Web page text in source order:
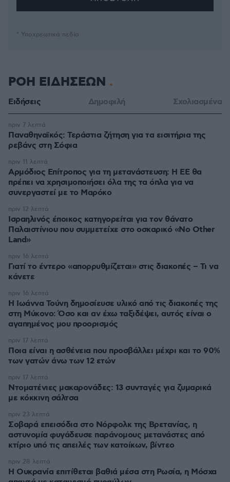
* Υποχρεωτικά πεδία
ΡΟΗ ΕΙΔΗΣΕΩΝ
Ειδήσεις Δημοφιλή Σχολιασμένα
Παναθηναϊκός: Τεράστια ζήτηση για τα εισιτήρια της
ρεβάνς στη Σόφια
πριν 7 λεπτά
Αρμόδιος Επίτροπος για τη μετανάστευση: Η ΕΕ θα
πρέπει να χρησιμοποιήσει όλα της τα όπλα για να
συνεργαστεί με το Μαρόκο
πριν 11 λεπτά
Ισραηλινός έποικος κατηγορείται για τον θάνατο
Παλαιστίνιου που συμμετείχε στο οσκαρικό «No Other
Land»
πριν 12 λεπτά
Γιατί το έντερο «απορρυθμίζεται» στις διακοπές – Τι να
κάνετε
πριν 16 λεπτά
Η Ιωάννα Τούνη δημοσίευσε υλικό από τις διακοπές της
στη Μύκονο: Όσο και αν έχω ταξιδέψει, αυτός είναι ο
αγαπημένος μου προορισμός
πριν 16 λεπτά
Ποια είναι η ασθένεια που προσβάλλει μέχρι και το 90%
των γατών άνω των 12 ετών
πριν 17 λεπτά
Ντοματένιες μακαρονάδες: 13 συνταγές για ζυμαρικά
με κόκκινη σάλτσα
πριν 17 λεπτά
Σοβαρά επεισόδια στο Νόρφολκ της Βρετανίας, η
αστυνομία φυγάδευσε παράνομους μετανάστες από
κτίριο υπό τις απειλές των κατοίκων, βίντεο
πριν 23 λεπτά
Η Ουκρανία επιτίθεται βαθιά μέσα στη Ρωσία, η Μόσχα
πριν 28 λεπτά